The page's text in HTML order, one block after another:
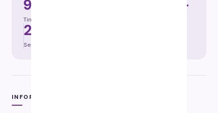
92%
Tingkat keberhasilan
100.000+
2019
Sejak tahun
INFORMASI